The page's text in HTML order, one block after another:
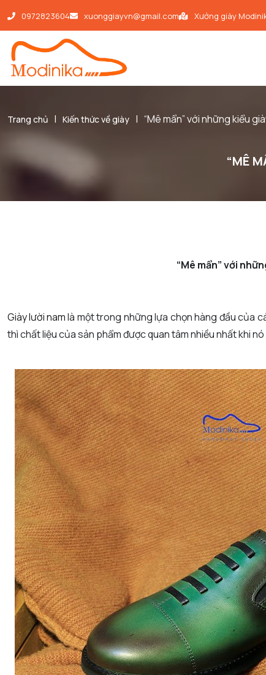
0972823604 xuonggiayvn@gmail.com Xưởng giày
Trang chủ | Kiến thức về giày | “Mê mẩn” với những kiểu
“MÊ
“Mê mẩn” với
Giày lười namlà một trong những lựa chọn hàng đầu của
thì chất liệu của sản phẩm được quan tâm nhiều nhất khi